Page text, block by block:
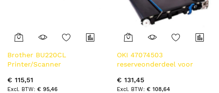
Brother BU220CL
Printer/Scanner
accessoire 1 stuk(s)
€ 115,51
€ 95,46
OKI 47074503
reserveonderdeel voor
Overdrachtsriem 1 stuk(s)
€ 131,45
€ 108,64